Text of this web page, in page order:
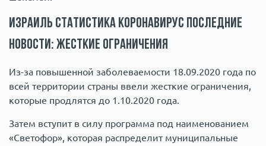
Израиль статистика коронавирус последние
новости: жесткие ограничения
Из-за повышенной заболеваемости 18.09.2020 года по
всей территории страны ввели жесткие ограничения,
которые продлятся до 1.10.2020 года.
Затем вступит в силу программа под наименованием
«Светофор», которая распределит муниципальные